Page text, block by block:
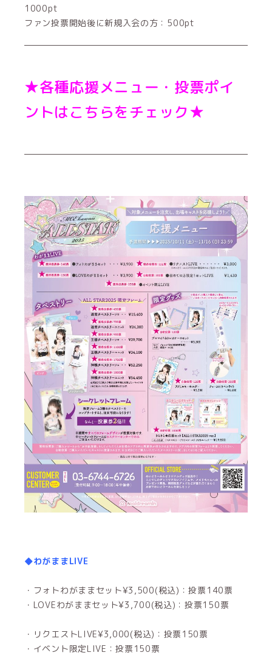
1000pt
ファン投票開始後に新規入会の方：500pt
★各種応援メニュー・投票ポイ
ントはこちらをチェック★
◆わがままLIVE
・フォトわがままセット¥3,500(税込)：投票140票
・LOVEわがままセット¥3,700(税込)：投票150票
・リクエストLIVE¥3,000(税込)：投票150票
・イベント限定LIVE：投票150票